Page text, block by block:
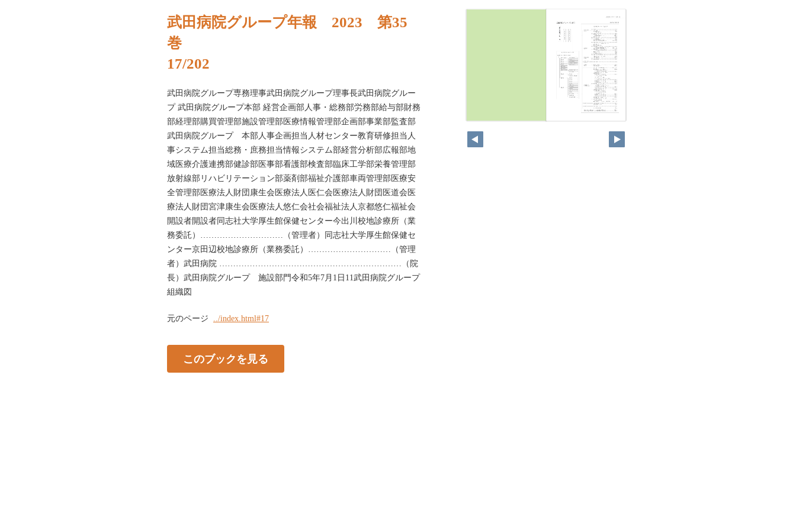
武田病院グループ年報 2023 第35
巻
17/202
武田病院グループ専務理事武田病院グループ理事長武田病院グルー
プ 武田病院グループ本部 経営企画部人事・総務部労務部給与部財務
部経理部購買管理部施設管理部医療情報管理部企画部事業部監査部
武田病院グループ 本部人事企画担当人材センター教育研修担当人
事システム担当総務・庶務担当情報システム部経営分析部広報部地
域医療介護連携部健診部医事部看護部検査部臨床工学部栄養管理部
放射線部リハビリテーション部薬剤部福祉介護部車両管理部医療安
全管理部医療法人財団康生会医療法人医仁会医療法人財団医道会医
療法人財団宮津康生会医療法人悠仁会社会福祉法人京都悠仁福祉会
開設者開設者同志社大学厚生館保健センター今出川校地診療所（業
務委託）…………………………（管理者）同志社大学厚生館保健セ
ンター京田辺校地診療所（業務委託）…………………………（管理
者）武田病院 …………………………………………………………（院
長）武田病院グループ 施設部門令和5年7月1日11武田病院グループ
組織図
元のページ ../index.html#17
このブックを見る